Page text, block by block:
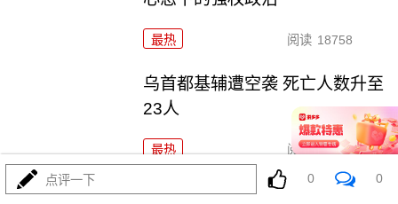
最热 阅读 18758
乌首都基辅遭空袭 死亡人数升至
23人
最热 阅读 19062
欧盟委员会计划全面禁止进口俄
点评一下 0 0